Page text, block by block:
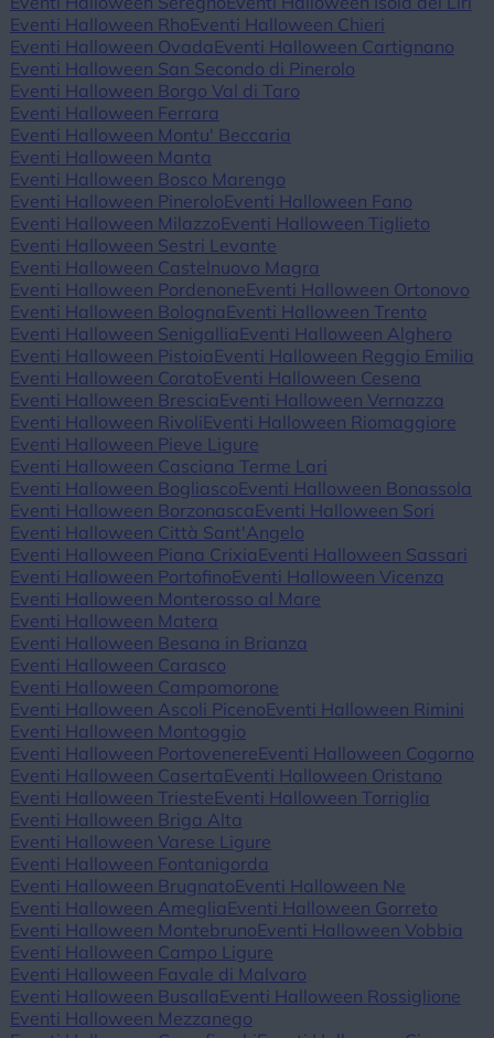
Eventi Halloween RhoEventi Halloween Chieri
Eventi Halloween Ovada Eventi Halloween Cartignano
Eventi Halloween San Secondo di Pinerolo
Eventi Halloween Borgo Val di Taro
Eventi Halloween Ferrara
Eventi Halloween Montu' Beccaria
Eventi Halloween Manta
Eventi Halloween Bosco Marengo
Eventi Halloween PineroloEventi Halloween Fano
Eventi Halloween MilazzoEventi Halloween Tiglieto
Eventi Halloween Sestri Levante
Eventi Halloween Castelnuovo Magra
Eventi Halloween PordenoneEventi Halloween Ortonovo
Eventi Halloween Bologna Eventi Halloween Trento
Eventi Halloween Senigallia Eventi Halloween Alghero
Eventi Halloween Pistoia Eventi Halloween Reggio Emilia
Eventi Halloween CoratoEventi Halloween Cesena
Eventi Halloween Brescia Eventi Halloween Vernazza
Eventi Halloween RivoliEventi Halloween Riomaggiore
Eventi Halloween Pieve Ligure
Eventi Halloween Casciana Terme Lari
Eventi Halloween BogliascoEventi Halloween Bonassola
Eventi Halloween Borzonasca Eventi Halloween Sori
Eventi Halloween Città Sant'Angelo
Eventi Halloween Piana Crixia Eventi Halloween Sassari
Eventi Halloween PortofinoEventi Halloween Vicenza
Eventi Halloween Monterosso al Mare
Eventi Halloween Matera
Eventi Halloween Besana in Brianza
Eventi Halloween Carasco
Eventi Halloween Campomorone
Eventi Halloween Ascoli PicenoEventi Halloween Rimini
Eventi Halloween Montoggio
Eventi Halloween PortovenereEventi Halloween Cogorno
Eventi Halloween Caserta Eventi Halloween Oristano
Eventi Halloween TriesteEventi Halloween Torriglia
Eventi Halloween Briga Alta
Eventi Halloween Varese Ligure
Eventi Halloween Fontanigorda
Eventi Halloween BrugnatoEventi Halloween Ne
Eventi Halloween Ameglia Eventi Halloween Gorreto
Eventi Halloween MontebrunoEventi Halloween Vobbia
Eventi Halloween Campo Ligure
Eventi Halloween Favale di Malvaro
Eventi Halloween Busalla Eventi Halloween Rossiglione
Eventi Halloween Mezzanego